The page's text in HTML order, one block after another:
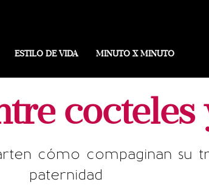
ESTILO DE VIDA MINUTO X MINUTO
cómo compaginan su
paternidad